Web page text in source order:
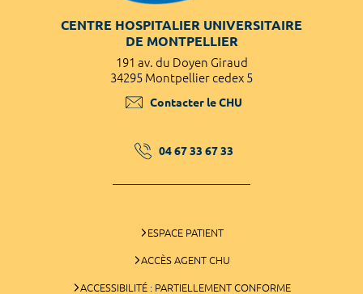
CENTRE HOSPITALIER UNIVERSITAIRE
DE MONTPELLIER
191 av. du Doyen Giraud
34295 Montpellier cedex 5
Contacter le CHU
04 67 33 67 33
ESPACE PATIENT
ACCÈS AGENT CHU
ACCESSIBILITÉ : PARTIELLEMENT CONFORME